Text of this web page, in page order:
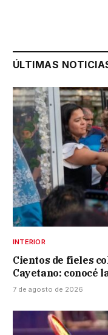
ÚLTIMAS
INTERIOR
Cientos de fieles
Cayetano: conocé
7 de agosto de 2026